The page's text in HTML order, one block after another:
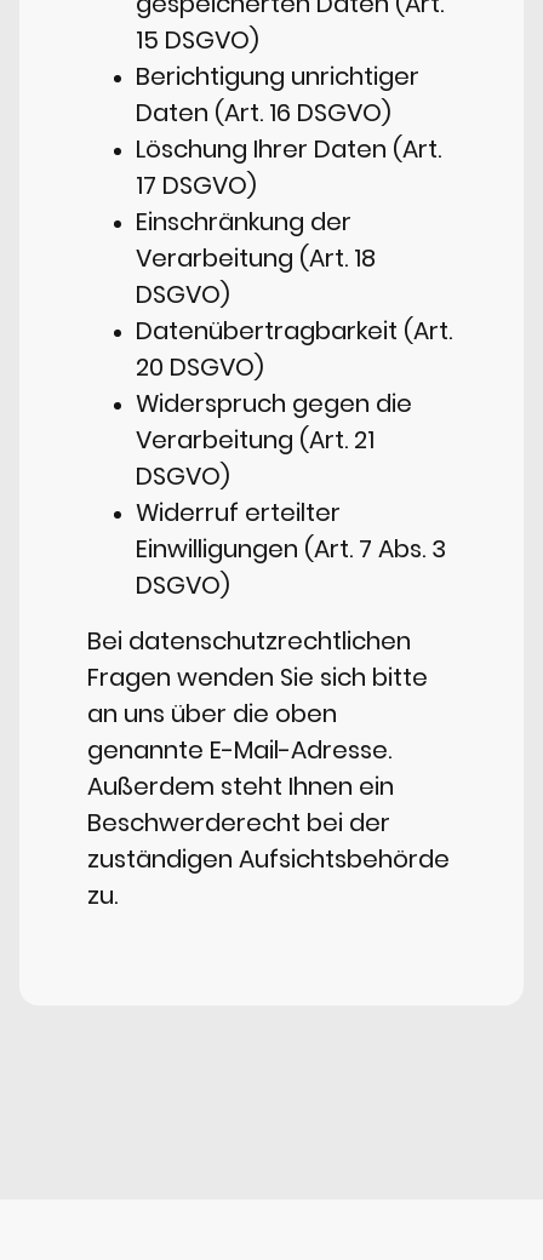
15 DSGVO)
Berichtigung unrichtiger
Daten (Art. 16 DSGVO)
Löschung Ihrer Daten (Art.
17 DSGVO)
Einschränkung der
Verarbeitung (Art. 18
DSGVO)
Datenübertragbarkeit (Art.
20 DSGVO)
Widerspruch gegen die
Verarbeitung (Art. 21
DSGVO)
Widerruf erteilter
Einwilligungen (Art. 7 Abs. 3
DSGVO)
Bei datenschutzrechtlichen
Fragen wenden Sie sich bitte
an uns über die oben
genannte E-Mail-Adresse.
Außerdem steht Ihnen ein
Beschwerderecht bei der
zuständigen Aufsichtsbehörde
zu.